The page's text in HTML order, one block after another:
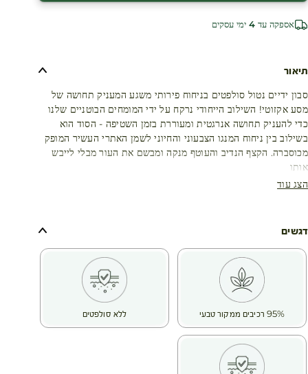
אספקה עד 4 ימי עסקים
תיאור
סבון ידיים נטול סולפטים בניחוח פירותי משגע המעניק תחושה של
מסע אקזוטי! השילוב הייחודי נרקח על ידי המומחים הבוטניים שלנו
כדי להעניק תחושה אנרגטית ומעוררת בזמן השטיפה - הסוד הוא
בשילוב בין ניחוח המנגו הצבעוני והחיוני לשמן האתרי העשיר המופק
מכוסברה. הקצף הנדיב והעוטף מנקה ומבשם את העור מבלי לייבש
אותו
הצג עוד
דגשים
95% רכיבים ממקור טבעי ללא סולפטים